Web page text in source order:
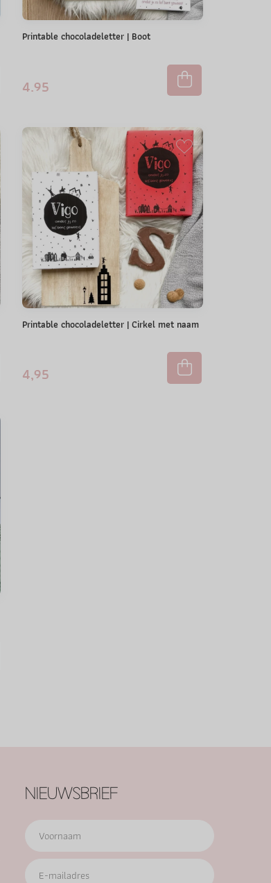
Printable chocoladeletter | Boot
4.95
Printable chocoladeletter | Cirkel met naam
4,95
NIEUWSBRIEF